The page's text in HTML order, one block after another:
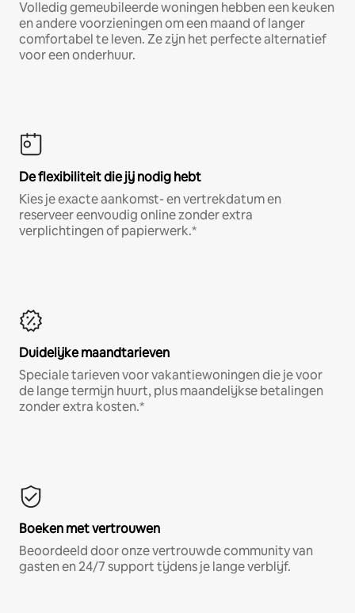
Volledig gemeubileerde woningen hebben een keuken
en andere voorzieningen om een maand of langer
comfortabel te leven. Ze zijn het perfecte alternatief
voor een onderhuur.
De flexibiliteit die jij nodig hebt
Kies je exacte aankomst- en vertrekdatum en
reserveer eenvoudig online zonder extra
verplichtingen of papierwerk.*
Duidelijke maandtarieven
Speciale tarieven voor vakantiewoningen die je voor
de lange termijn huurt, plus maandelijkse betalingen
zonder extra kosten.*
Boeken met vertrouwen
Beoordeeld door onze vertrouwde community van
gasten en 24/7 support tijdens je lange verblijf.